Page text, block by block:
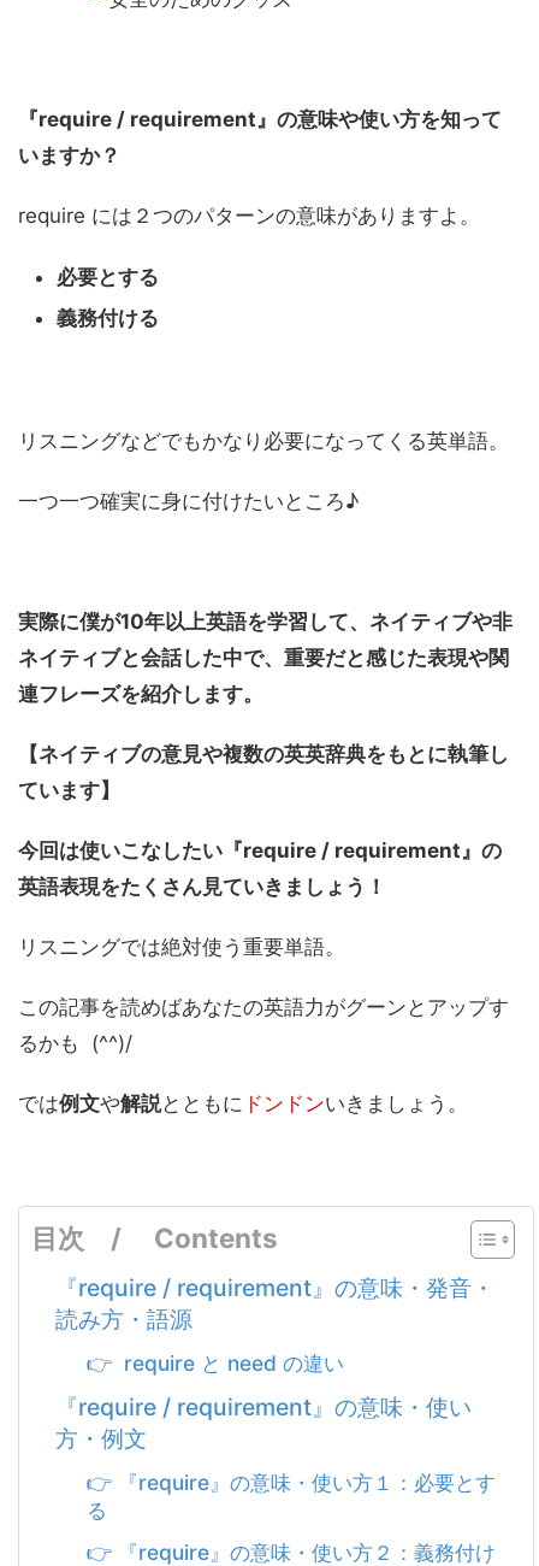
『require / requirement』の意味や使い方を知って
いますか？
require には２つのパターンの意味がありますよ。
必要とする
義務付ける
リスニングなどでもかなり必要になってくる英単語。
一つ一つ確実に身に付けたいところ♪
実際に僕が10年以上英語を学習して、ネイティブや非
ネイティブと会話した中で、重要だと感じた表現や関
連フレーズを紹介します。
【ネイティブの意見や複数の英英辞典をもとに執筆し
ています】
今回は使いこなしたい『require / requirement』 の
英語表現をたくさん見ていきましょう！
リスニングでは絶対使う重要単語。
この記事を読めばあなたの英語力がグーンとアップす
るかも (^^)/
では例文や解説とともに ドンドンいきましょう。
目次 / Contents
『require / requirement』の意味・発音・
読み方・語源
👉 require と need の違い
『require / requirement』の意味・使い
方・例文
👉 『require』の意味・使い方１：必要とす
る
👉 『require』の意味・使い方２：義務付け